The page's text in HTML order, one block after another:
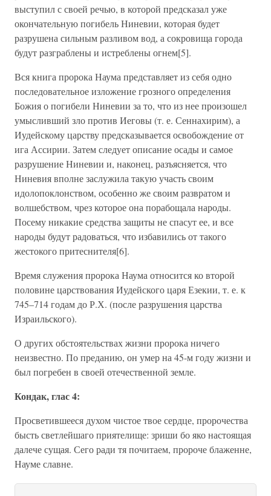
выступил с своей речью, в которой предсказал уже
окончательную погибель Ниневии, которая будет
разрушена сильным разливом вод, а сокровища города
будут разграблены и истреблены огнем[5].
Вся книга пророка Наума представляет из себя одно
последовательное изложение грозного определения
Божия о погибели Ниневии за то, что из нее произошел
умысливший зло против Иеговы (т. е. Сеннахирим), а
Иудейскому царству предсказывается освобождение от
ига Ассирии. Затем следует описание осады и самое
разрушение Ниневии и, наконец, разъясняется, что
Ниневия вполне заслужила такую участь своим
идолопоклонством, особенно же своим развратом и
волшебством, чрез которое она порабощала народы.
Посему никакие средства защиты не спасут ее, и все
народы будут радоваться, что избавились от такого
жестокого притеснителя[6].
Время служения пророка Наума относится ко второй
половине царствования Иудейского царя Езекии, т. е. к
745–714 годам до Р.Х. (после разрушения царства
Израильского).
О других обстоятельствах жизни пророка ничего
неизвестно. По преданию, он умер на 45-м году жизни и
был погребен в своей отечественной земле.
Кондак, глас 4:
Просветившееся духом чистое твое сердце, пророчества
бысть светлейшаго приятелище: зриши бо яко настоящая
далече сущая. Сего ради тя почитаем, пророче блаженне,
Науме славне.